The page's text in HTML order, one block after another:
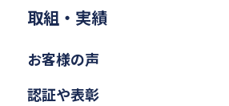
取組・実績
お客様の声
認証や表彰